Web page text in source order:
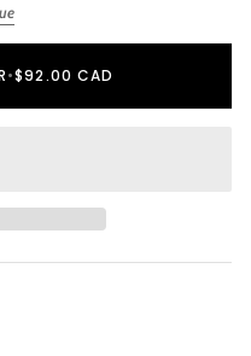
•$92.00 CAD